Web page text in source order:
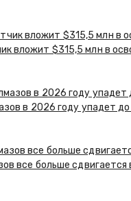
вложит $315,5 млн в
в 2026 году упадет
все больше